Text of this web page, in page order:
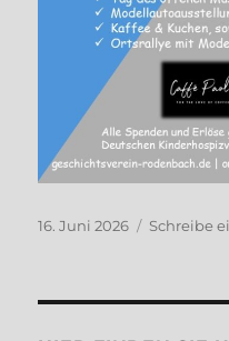
Veröffentlicht
16. Juni 2026 Schreibe